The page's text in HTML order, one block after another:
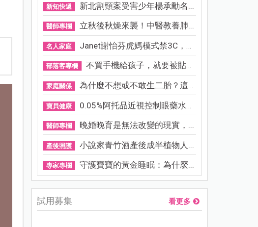
新知快遞 新北割頸案受害少年楊承勳名...
醫師專欄 立秋後秋燥來襲！中醫教養肺...
名人家庭 Janet謝怡芬虎媽模式禁3C，看...
部落客專欄 不買手機給孩子，就要被貼「...
家庭關係 為什麼不想或不敢生二胎？這8...
寶貝健康 0.05%阿托品近視控制眼藥水納...
醫師專欄 晚婚晚育是無法改變的現實，...
產後照護 小說家青竹酒產後成半植物人...
專家專欄 守護寶寶的黃金睡眠：為什麼...
試用募集 看更多